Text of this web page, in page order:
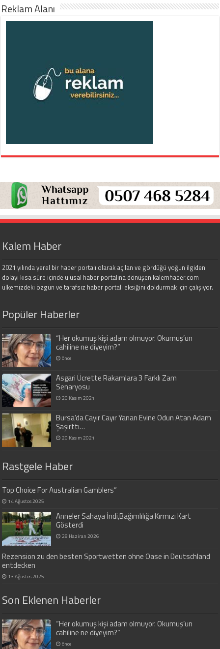
Reklam Alanı
Kalem Haber
2021 yılında yerel bir haber portalı olarak açılan ve gördüğü yoğun ilgiden
dolayı kısa süre içinde ulusal haber portalına dönüşen kalemhaber.com
ülkemizdeki özgün ve tarafsız haber portalı eksiğini doldurmak için çalışıyor.
Popüler Haberler
“Her okumuş kişi adam olmuyor. Okumuş’un
cahiline ne diyeyim?”
önce
Asgari Ücrette Rakamlara 3 Farklı Zam
Senaryosu
20 Kasım 2021
Bursa’da Cayır Cayır Yanan Evine Odun Atan Adam
Şaşırttı…
20 Kasım 2021
Rastgele Haber
Top Choice For Australian Gamblers”
14 Ağustos 2025
Anneler Sahaya İndi,Bağımlılığa Kırmızı Kart
Gösterdi
28 Haziran 2026
Rezension zu den besten Sportwetten ohne Oase in Deutschland
entdecken
13 Ağustos 2025
Son Eklenen Haberler
“Her okumuş kişi adam olmuyor. Okumuş’un
cahiline ne diyeyim?”
önce